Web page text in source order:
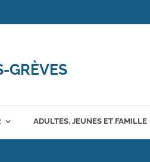
GRÈVES
ADULTES, JEUNES ET FAMILLE